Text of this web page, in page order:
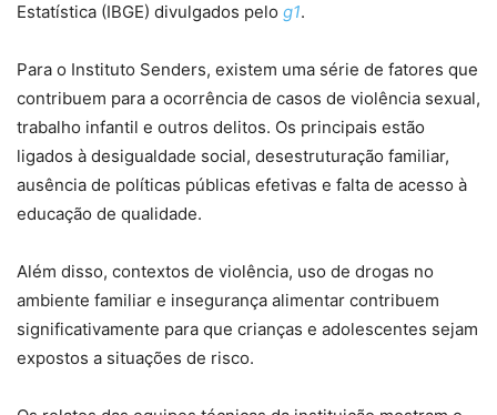
Estatística (IBGE) divulgados pelo g1.
Para o Instituto Senders, existem uma série de fatores que
contribuem para a ocorrência de casos de violência sexual,
trabalho infantil e outros delitos. Os principais estão
ligados à desigualdade social, desestruturação familiar,
ausência de políticas públicas efetivas e falta de acesso à
educação de qualidade.
Além disso, contextos de violência, uso de drogas no
ambiente familiar e insegurança alimentar contribuem
significativamente para que crianças e adolescentes sejam
expostos a situações de risco.